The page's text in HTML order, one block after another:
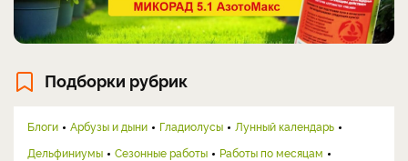
Подборки рубрик
Блоги Арбузы и дыни Гладиолусы
Лунный календарь
Дельфиниумы
Сезонные работы
Работы по месяцам